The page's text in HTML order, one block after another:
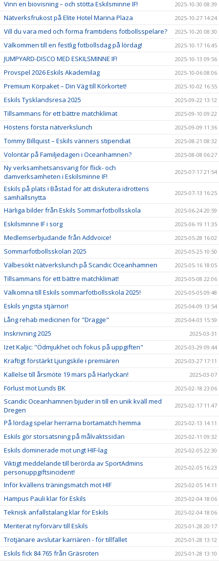
Vinn en biovisning – och stötta Eskilsminne IF! 2025-10-30 08:39
Nätverksfrukost på Elite Hotel Marina Plaza 2025-10-27 14:24
Vill du vara med och forma framtidens fotbollsspelare? 2025-10-20 08:30
Välkommen till en festlig fotbollsdag på lördag! 2025-10-17 16:45
JUMPYARD-DISCO MED ESKILSMINNE IF! 2025-10-13 09:56
Provspel 2026 Eskils Akademilag 2025-10-06 08:06
Premium Körpaket – Din Väg till Körkortet! 2025-10-02 16:55
Eskils Tysklandsresa 2025 2025-09-22 13:12
Tillsammans för ett bättre matchklimat 2025-09-10 09:22
Höstens första nätverkslunch 2025-09-09 11:36
Tommy Billquist – Eskils vänners stipendiat 2025-08-21 08:32
Volontär på Familjedagen i Oceanhamnen? 2025-08-08 06:27
Ny verksamhetsansvarig för flick- och
damverksamheten i Eskilsminne IF!
2025-07-17 21:54
Eskils på plats i Båstad för att diskutera idrottens
samhällsnytta
2025-07-13 16:25
Härliga bilder från Eskils Sommarfotbollsskola 2025-06-24 20:59
Eskilsminne IF i sorg 2025-06-19 11:35
Medlemserbjudande från Addvoice! 2025-05-28 16:02
Sommarfotbollsskolan 2025 2025-05-25 10:50
Välbesökt nätverkslunch på Scandic Oceanhamnen 2025-05-16 18:05
Tillsammans för ett bättre matchklimat! 2025-05-08 22:06
Välkomna till Eskils sommarfotbollsskola 2025! 2025-05-05 09:48
Eskils yngsta stjärnor! 2025-04-09 13:54
Lång rehab medicinen för "Dragge" 2025-04-03 15:59
Inskrivning 2025 2025-03-31
Izet Kaljic: "Ödmjukhet och fokus på uppgiften" 2025-03-29 09:44
Kraftigt förstärkt Ljungskile i premiären 2025-03-27 17:11
Kallelse till årsmöte 19 mars på Harlyckan! 2025-03-07
Förlust mot Lunds BK 2025-02-18 23:06
Scandic Oceanhamnen bjuder in till en unik kväll med
Dregen
2025-02-17 11:47
På lördag spelar herrarna bortamatch hemma 2025-02-13 14:11
Eskils gör storsatsning på målvaktssidan 2025-02-11 09:32
Eskils dominerade mot ungt HIF-lag 2025-02-05 22:30
Viktigt meddelande till berörda av SportAdmins
personuppgiftsincident!
2025-02-05 16:23
Inför kvällens träningsmatch mot HIF 2025-02-05 14:11
Hampus Pauli klar för Eskils 2025-02-04 18:06
Teknisk anfallstalang klar för Eskils 2025-02-04 18:06
Meriterat nyförvärv till Eskils 2025-01-28 20:17
Trotjänare avslutar karriären - för tillfället 2025-01-28 13:12
Eskils fick 84 765 från Gräsroten 2025-01-28 13:10